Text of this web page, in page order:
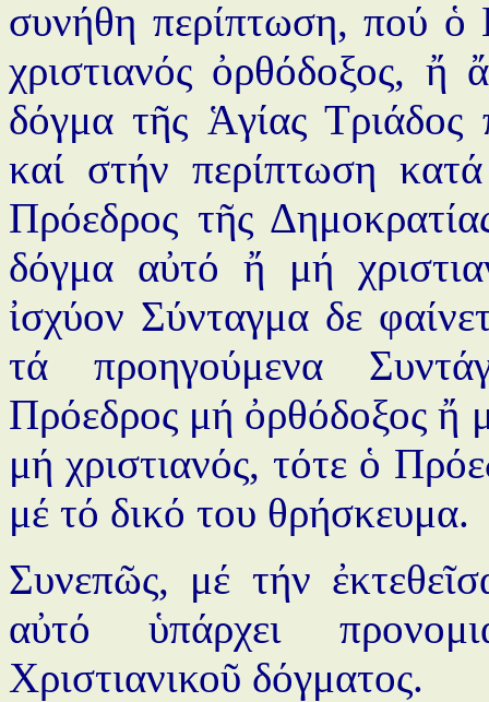
συνήθη περίπτωση, πού ὁ
χριστιανός ὀρθόδοξος, ἤ
δόγμα τῆς Ἁγίας
καί στήν περίπτωση
Πρόεδρος τῆς
δόγμα αὐτό ἤ μή
ἰσχύον Σύνταγμα δε
τά προηγούμενα
Πρόεδρος μή ὀρθόδοξος ἤ
μή χριστιανός, τότε ὁ
μέ τό δικό του θρήσκευμα.
Συνεπῶς, μέ τήν
αὐτό ὑπάρχει
Χριστιανικοῦ δόγματος.